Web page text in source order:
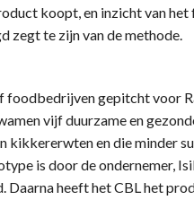
koopt, en inzicht van
zegt te zijn van de methode.
gepitcht voor
vijf duurzame en
kikkererwten en die minder
is door de ondernemer,
heeft het CBL het